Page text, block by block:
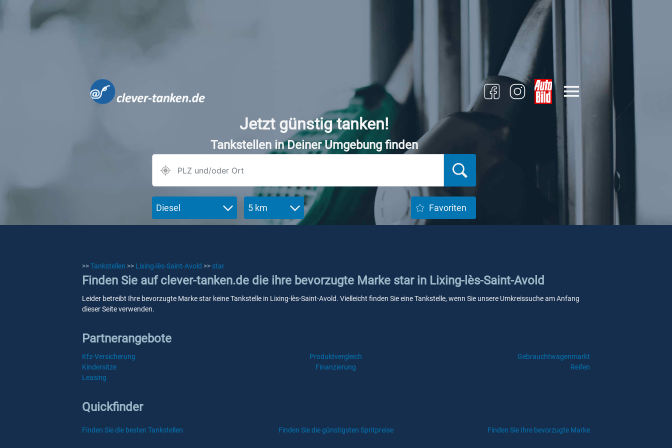
Jetzt günstig tanken!
Tankstellen in Deiner Umgebung finden
Diesel 5 km Favoriten
>>Tankstellen >> Lixing-lès-Saint-Avold >> star
Finden Sie auf clever-tanken.de die ihre bevorzugte Marke star in Lixing-lès-Saint-Avold
Leider betreibt Ihre bevorzugte Marke star keine Tankstelle in Lixing-lès-Saint-Avold. Vielleicht finden Sie eine Tankstelle, wenn Sie unsere Umkreissuche am Anfang
dieser Seite verwenden.
Partnerangebote
Kfz-Versicherung Produktvergleich
Gebrauchtwagenmarkt
Kindersitze
Finanzierung
Reifen
Leasing
Quickfinder
Finden Sie die besten Tankstellen Finden Sie die günstigsten Spritpreise Finden Sie Ihre bevorzugte Marke